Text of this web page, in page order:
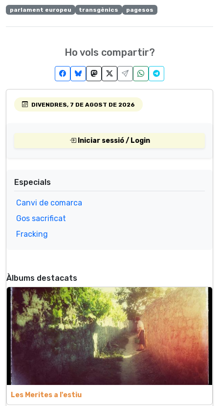
parlament europeu transgènics pagesos
Ho vols compartir?
DIVENDRES, 7 DE AGOST DE 2026
Iniciar sessió / Login
Especials
Canvi de comarca
Gos sacrificat
Fracking
Àlbums destacats
Les Merites a l'estiu